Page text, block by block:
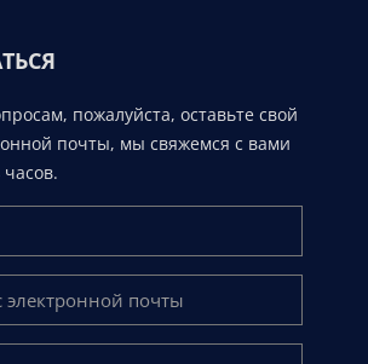
пожалуйста, оставьте свой
почты, мы свяжемся с вами